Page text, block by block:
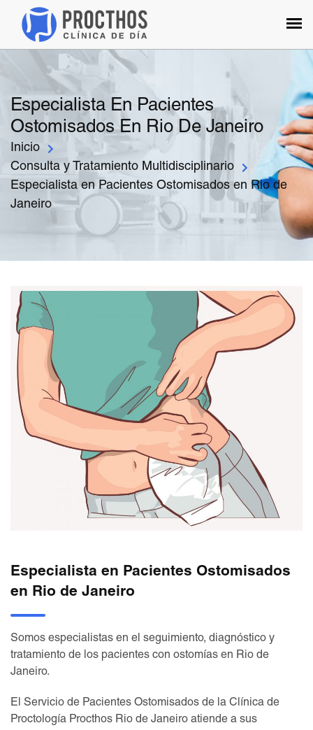
Especialista En Pacientes
Ostomisados En Rio De Janeiro
Inicio
Consulta y Tratamiento Multidisciplinario
Especialista en Pacientes Ostomisados en Rio de
Janeiro
Especialista en Pacientes Ostomisados
en Rio de Janeiro
Somos especialistas en el seguimiento, diagnóstico y
tratamiento de los pacientes con ostomías en Rio de
Janeiro.
El Servicio de Pacientes Ostomisados de la Clínica de
Proctología Procthos Rio de Janeiro atiende a sus